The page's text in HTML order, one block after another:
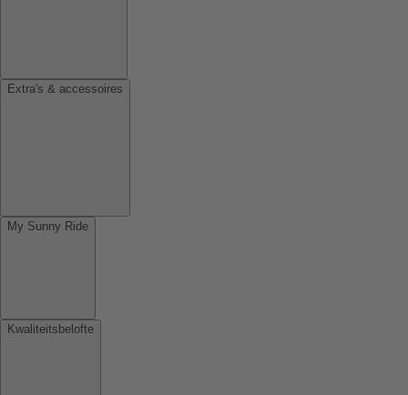
Extra's & accessoires
My Sunny Ride
Kwaliteitsbelofte